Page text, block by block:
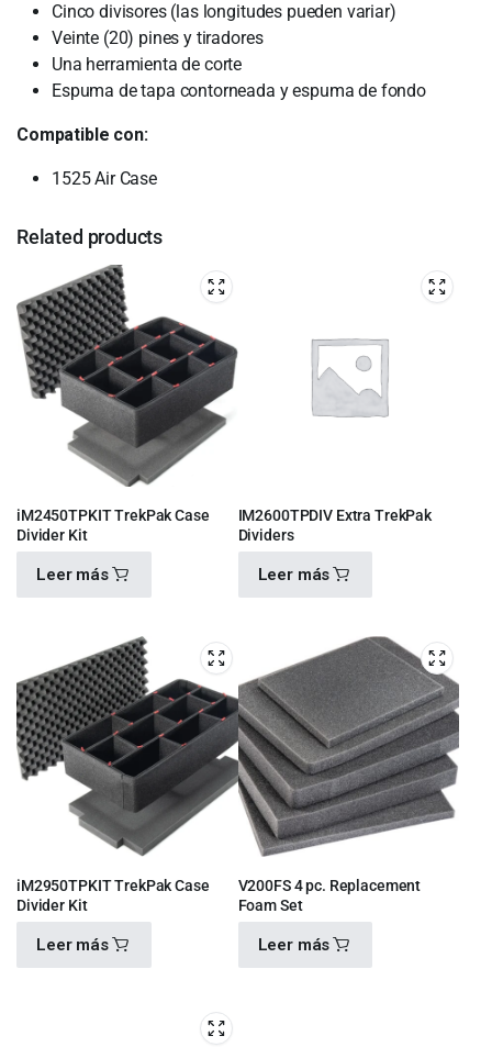
Cinco divisores (las longitudes pueden variar)
Veinte (20) pines y tiradores
Una herramienta de corte
Espuma de tapa contorneada y espuma de fondo
Compatible con:
1525 Air Case
Related products
iM2450TPKIT TrekPak Case
Divider Kit
Leer más
IM2600TPDIV Extra TrekPak
Dividers
Leer más
iM2950TPKIT TrekPak Case
Divider Kit
Leer más
V200FS 4 pc. Replacement
Foam Set
Leer más